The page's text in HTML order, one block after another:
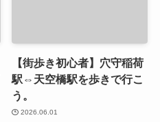
【街歩き初心者】穴守稲荷
駅⇔天空橋駅を歩きで行こ
う。
2026.06.01